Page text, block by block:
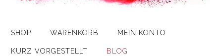
SHOP WARENKORB MEIN KONTO
KURZ VORGESTELLT BLOG